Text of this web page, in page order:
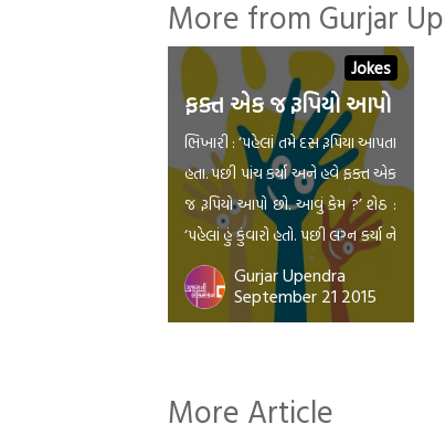
More from Gurjar
Jokes
ફક્ત એક જ રૂપિયો આપો
ભિખારી : ‘પહેલાં તમે દસ રૂપિયા આપતા
હતા. પછી પાંચ કર્યા અને હવે ફક્ત એક
જ રૂપિયો આપો છો. આવું કેમ ?’ શેઠ :
‘પહેલાં હું કુંવારો હતો. પછી લગ્ન કર્યા ને
હવે છોકરા પણ છે. એટલે શું કરું દોસ્ત
?’ ભિખારી : ‘હમ્મ…… એટલે તમે મારા
પૈસાથી જ ઘર ચલાવો છો, એમ ને ?’
Gurjar Upendra
September 21 2015
More Article